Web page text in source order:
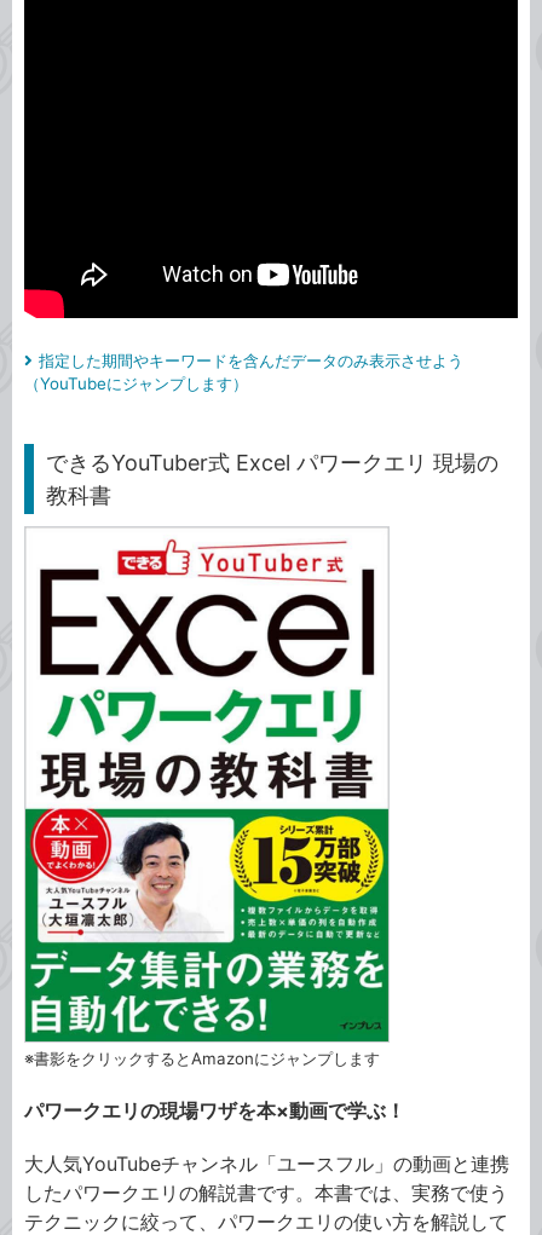
指定した期間やキーワードを含んだデータのみ表示させよう
（YouTubeにジャンプします）
できるYouTuber式 Excel パワークエリ 現場の
教科書
※書影をクリックするとAmazonにジャンプします
パワークエリの現場ワザを本×動画で学ぶ！
大人気YouTubeチャンネル「ユースフル」の動画と連携
したパワークエリの解説書です。本書では、実務で使う
テクニックに絞って、パワークエリの使い方を解説して